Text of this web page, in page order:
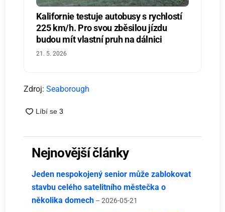
Kalifornie testuje autobusy s rychlostí
225 km/h. Pro svou zběsilou jízdu
budou mít vlastní pruh na dálnici
21. 5. 2026
Zdroj:Seaborough
Nejnovější články
Jeden nespokojený senior může zablokovat
stavbu celého satelitního městečka o
několika domech – 2026-05-21